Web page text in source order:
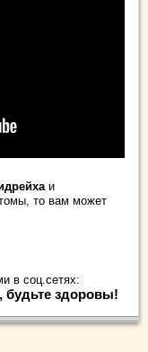
и
то вам может
в соц.сетях:
будьте здоровы!